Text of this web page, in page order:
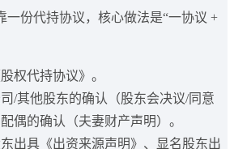
一份代持协议，核心做法是“一协议 +
权代持协议》。
/其他股东的确认（股东会决议/同意
偶的确认（夫妻财产声明）。
出具《出资来源声明》、显名股东出